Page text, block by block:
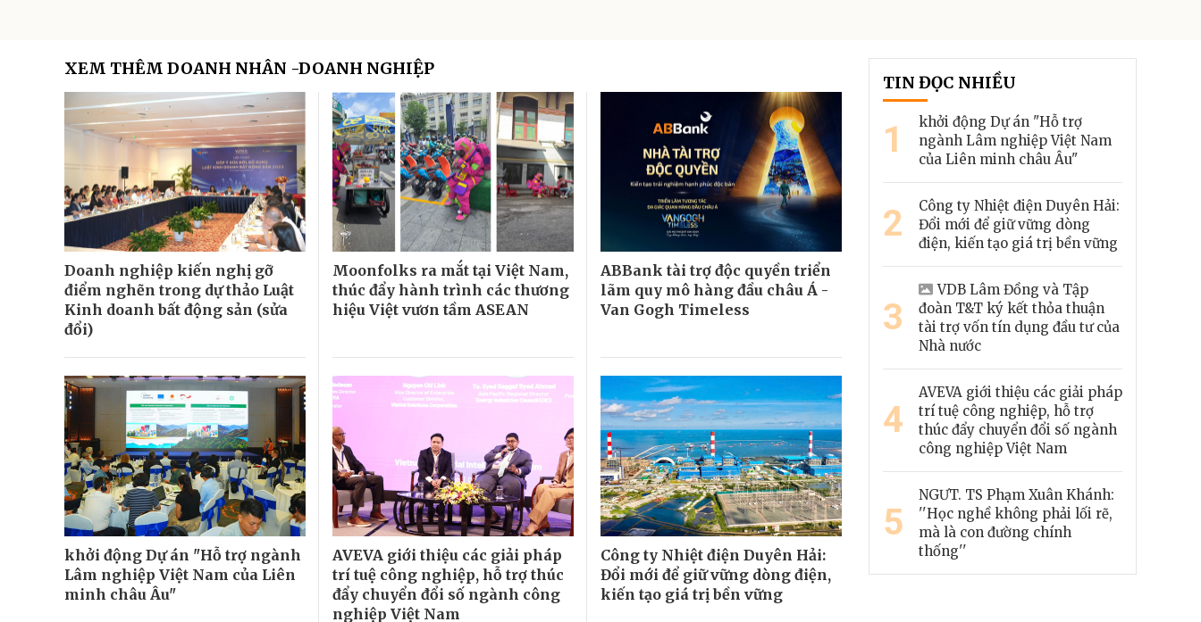
XEM THÊM DOANH NHÂN -DOANH NGHIỆP
Doanh nghiệp kiến nghị gỡ
điểm nghẽn trong dự thảo Luật
Kinh doanh bất động sản (sửa
đổi)
Moonfolks ra mắt tại Việt Nam,
thúc đẩy hành trình các thương
hiệu Việt vươn tầm ASEAN
ABBank tài trợ độc quyền triển
lãm quy mô hàng đầu châu Á -
Van Gogh Timeless
khởi động Dự án "Hỗ trợ ngành
Lâm nghiệp Việt Nam của Liên
minh châu Âu"
AVEVA giới thiệu các giải pháp
trí tuệ công nghiệp, hỗ trợ thúc
đẩy chuyển đổi số ngành công
nghiệp Việt Nam
Công ty Nhiệt điện Duyên Hải:
Đổi mới để giữ vững dòng điện,
kiến tạo giá trị bền vững
TIN ĐỌC NHIỀU
1
khởi động Dự án "Hỗ trợ
ngành Lâm nghiệp Việt Nam
của Liên minh châu Âu"
2
Công ty Nhiệt điện Duyên Hải:
Đổi mới để giữ vững dòng
điện, kiến tạo giá trị bền vững
3
VDB Lâm Đồng và Tập
đoàn T&T ký kết thỏa thuận
tài trợ vốn tín dụng đầu tư của
Nhà nước
4
AVEVA giới thiệu các giải pháp
trí tuệ công nghiệp, hỗ trợ
thúc đẩy chuyển đổi số ngành
công nghiệp Việt Nam
5
NGƯT. TS Phạm Xuân Khánh:
''Học nghề không phải lối rẽ,
mà là con đường chính
thống''